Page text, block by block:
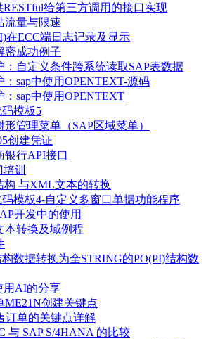
RESTful给第三方调用的接口实现
流量与限速
在ECC端日志记录及显示
密成功例子
：自定义条件跨系统读取SAP表数据
：sap中使用OPENTEXT-源码
：sap中使用OPENTEXT
模板5
形管理菜单（SAP区域菜单）
创建凭证
银行API接口
训
构 与XML文本的转换
模板4-自定义多窗口单据功能程序
开发中的使用
本转换及域例程
数据转换为全STRING的PO(PI)结构数
用AI的分享
ME21N创建关键点
订单的关键点详解
与 SAP S/4HANA 的比较